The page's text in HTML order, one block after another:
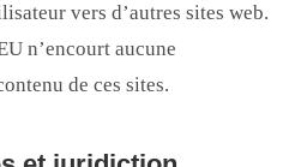
vers d’autres sites web.
n’encourt aucune
de ces sites.